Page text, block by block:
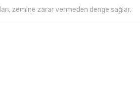
zemine zarar vermeden denge sağlar.